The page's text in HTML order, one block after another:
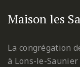
Maison les
La congrégation
à Lons-le-Saunier